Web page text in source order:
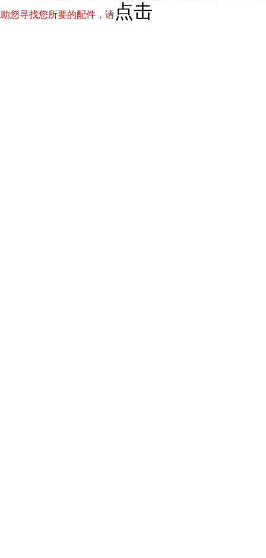
助您寻找您所要的配件，请 点击